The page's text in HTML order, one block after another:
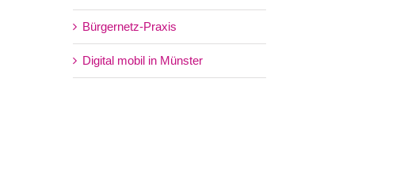
Bürgernetz-Praxis
Digital mobil in Münster